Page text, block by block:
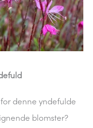
denne yndefulde
blomster?